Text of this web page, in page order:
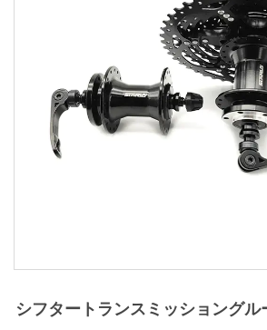
シフタートランスミッショング